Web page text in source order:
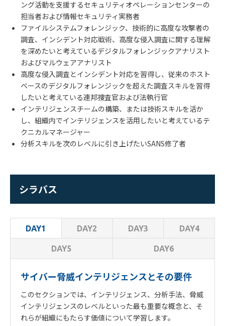
ング活動を支援するセキュリティオペレーションセンターの
担当者および情報セキュリティ実務者
ファイルシステムフォレンジック、技術的に高度な攻撃者の
調査、インシデント対応戦術、高度な侵入調査に関する理解
を深めたいと考えているデジタルフォレンジックアナリスト
およびマルウェアアナリスト
高度な侵入調査とインシデント対応を習得し、従来のホスト
ベースのデジタルフォレンジックを超えた調査スキルを習得
したいと考えている連邦捜査官および法執行官
インテリジェンスチームの構築、または技術スキルを活か
し、組織内でインテリジェンスを活用したいと考えているテ
クニカルマネージャー
分析スキルを次のレベルに引き上げたいSANS修了者
シラバス
DAY1 DAY2 DAY3 DAY4
DAY5 DAY6
サイバー脅威インテリジェンスとその要件
このセクションでは、インテリジェンス、分析手法、脅威
インテリジェンスのレベルといった最も重要な概念と、そ
れらが組織にもたらす価値について学習します。